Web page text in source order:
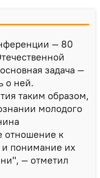
— 80
задача —
о ней.
таким образом,
молодого
отношение к
понимание их
— отметил